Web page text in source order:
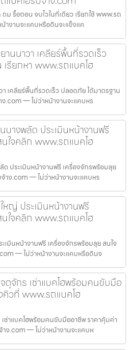
ม รื้อถอน จบไวในที่เดียว เรียกใช้ www.รถ
างานจะแคบหรือดินจะแข็งแค
นนาวา เคลียร์พื้นที่รวดเร็ว
รียกหา www.รถแบคโฮ
เคลียร์พื้นที่รวดเร็ว ปลอดภัย ได้มาตรฐาน
ง.com — ไม่ว่าหน้างานจะแคบหร
างพลัด ประเมินหน้างานฟรี
ใจคลิก www.รถแบคโฮ
ประเมินหน้างานฟรี เครื่องจักรพร้อมลุย
าง.com — ไม่ว่าหน้างานจะแคบหร
หญ่ ประเมินหน้างานฟรี
ใจคลิก www.รถแบคโฮ
เมินหน้างานฟรี เครื่องจักรพร้อมลุย สนใจ
— ไม่ว่าหน้างานจะแคบหรือดินจ
ตุจักร เช่าแบคโฮพร้อมคนขับมือ
วที่ www.รถแบคโฮ
ช่าแบคโฮพร้อมคนขับมืออาชีพ ราคาคุ้มค่า
ง.com — ไม่ว่าหน้างานจะแคบห